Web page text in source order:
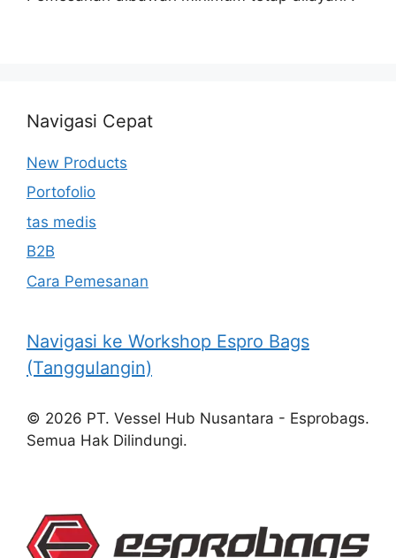
Navigasi Cepat
New Products
Portofolio
tas medis
B2B
Cara Pemesanan
Navigasi ke Workshop Espro Bags
(Tanggulangin)
© 2026 PT. Vessel Hub Nusantara - Esprobags.
Semua Hak Dilindungi.